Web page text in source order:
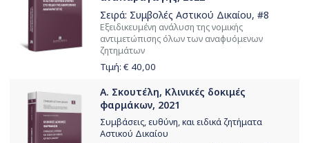
Σειρά: Συμβολές Αστικού Δικαίου, #8
Εξειδικευμένη ανάλυση της νομικής
αντιμετώπισης όλων των αναφυόμενων
ζητημάτων
Τιμή: € 40,00
Α. Σκουτέλη, Κλινικές δοκιμές
φαρμάκων, 2021
Συμβάσεις, ευθύνη, και ειδικά ζητήματα
Αστικού Δικαίου